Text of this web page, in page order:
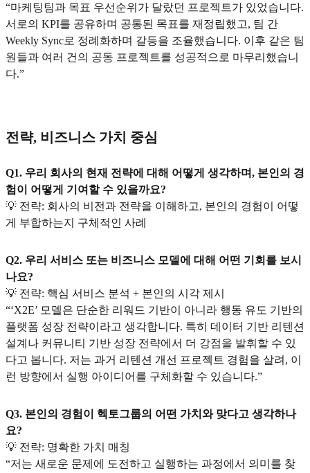
“마케팅팀과 목표 우선순위가 달랐던 프로젝트가 있었습니다.
서로의 KPI를 공유하며 공통된 목표를 재정립했고, 팀 간
Weekly Sync로 정례화하며 갈등을 조율했습니다. 이후 같은 팀
원들과 여러 건의 공동 프로젝트를 성공적으로 마무리했습니
다.”
전략, 비즈니스 가치 중심
Q1. 우리 회사의 현재 전략에 대해 어떻게 생각하며, 본인의 경
험이 어떻게 기여할 수 있을까요?
💡 전략: 회사의 비전과 전략을 이해하고, 본인의 경험이 어떻
게 부합하는지 구체적인 사례
Q2. 우리 서비스 또는 비즈니스 모델에 대해 어떤 기회를 보시
나요?
💡 전략: 핵심 서비스 분석 + 본인의 시각 제시
“‘X2E’ 모델은 단순한 리워드 기반이 아니라 행동 유도 기반의
플랫폼 성장 전략이라고 생각합니다. 특히 데이터 기반 리텐션
설계나 커뮤니티 기반 성장 전략에서 더 강점을 발휘할 수 있
다고 봅니다. 저는 과거 리텐션 개선 프로젝트 경험을 살려, 이
런 방향에서 실행 아이디어를 구체화할 수 있습니다.”
Q3. 본인의 경험이 헥토그룹의 어떤 가치와 맞다고 생각하나
요?
💡 전략: 명확한 가치 매칭
“저는 새로운 문제에 도전하고 실행하는 과정에서 의미를 찾